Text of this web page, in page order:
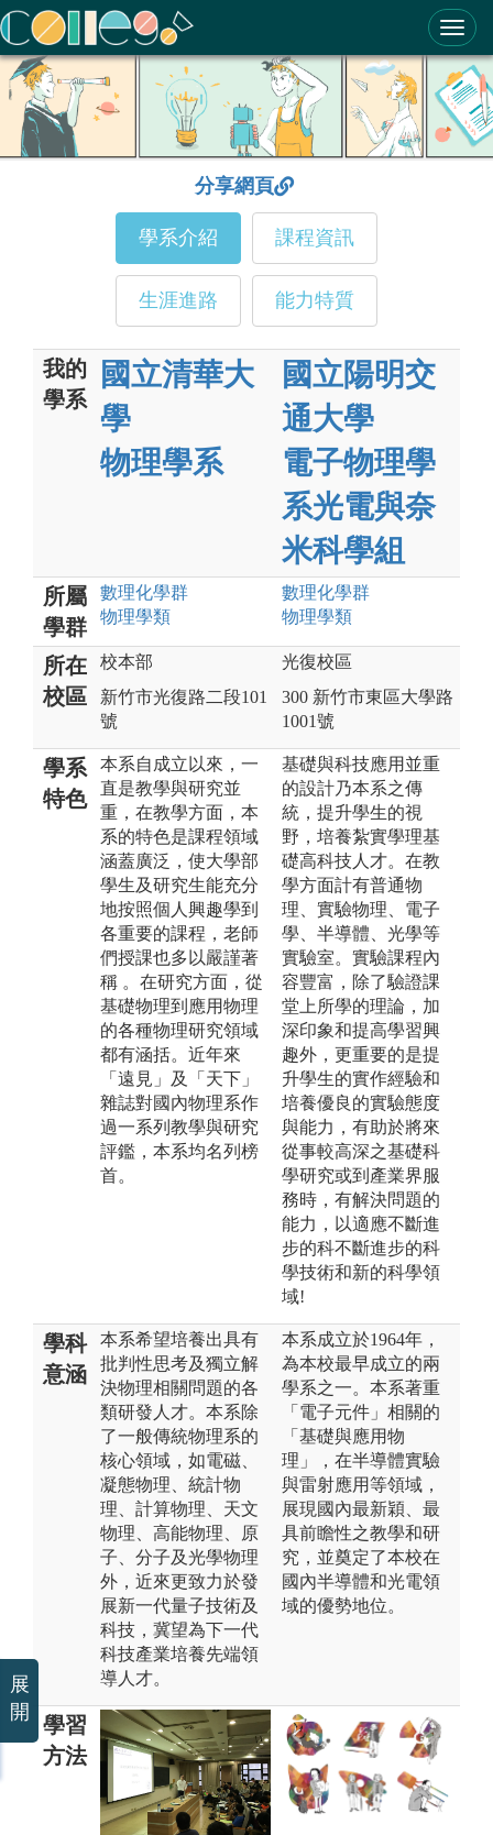
ColleGo! 大學選才與高中育才輔助系統
分享網頁
學系介紹 課程資訊
生涯進路 能力特質
我的
學系
國立清華大
學
物理學系
國立陽明交
通大學
電子物理學
系光電與奈
米科學組
所屬
學群
數理化學群
物理學類
數理化學群
物理學類
所在
校區
校本部
新竹市光復路二段101
號
光復校區
300 新竹市東區大學路
1001號
學系
特色
本系自成立以來，一
直是教學與研究並
重，在教學方面，本
系的特色是課程領域
涵蓋廣泛，使大學部
學生及研究生能充分
地按照個人興趣學到
各重要的課程，老師
們授課也多以嚴謹著
稱 。在研究方面，從
基礎物理到應用物理
的各種物理研究領域
都有涵括。近年來
「遠見」及「天下」
雜誌對國內物理系作
過一系列教學與研究
評鑑，本系均名列榜
首。
基礎與科技應用並重
的設計乃本系之傳
統，提升學生的視
野，培養紮實學理基
礎高科技人才。在教
學方面計有普通物
理、實驗物理、電子
學、半導體、光學等
實驗室。實驗課程內
容豐富，除了驗證課
堂上所學的理論，加
深印象和提高學習興
趣外，更重要的是提
升學生的實作經驗和
培養優良的實驗態度
與能力，有助於將來
從事較高深之基礎科
學研究或到產業界服
務時，有解決問題的
能力，以適應不斷進
步的科不斷進步的科
學技術和新的科學領
域!
學科
意涵
本系希望培養出具有
批判性思考及獨立解
決物理相關問題的各
類研發人才。本系除
了一般傳統物理系的
核心領域，如電磁、
凝態物理、統計物
理、計算物理、天文
物理、高能物理、原
子、分子及光學物理
外，近來更致力於發
展新一代量子技術及
科技，冀望為下一代
科技產業培養先端領
導人才。
本系成立於1964年，
為本校最早成立的兩
學系之一。本系著重
「電子元件」相關的
「基礎與應用物
理」，在半導體實驗
與雷射應用等領域，
展現國內最新穎、最
具前瞻性之教學和研
究，並奠定了本校在
國內半導體和光電領
域的優勢地位。
學習
方法
展
開